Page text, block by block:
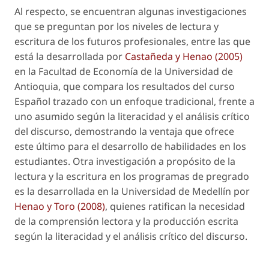
Al respecto, se encuentran algunas investigaciones
que se preguntan por los niveles de lectura y
escritura de los futuros profesionales, entre las que
está la desarrollada por Castañeda y Henao (2005)
en la Facultad de Economía de la Universidad de
Antioquia, que compara los resultados del curso
Español trazado con un enfoque tradicional, frente a
uno asumido según la literacidad y el análisis crítico
del discurso, demostrando la ventaja que ofrece
este último para el desarrollo de habilidades en los
estudiantes. Otra investigación a propósito de la
lectura y la escritura en los programas de pregrado
es la desarrollada en la Universidad de Medellín por
Henao y Toro (2008), quienes ratifican la necesidad
de la comprensión lectora y la producción escrita
según la literacidad y el análisis crítico del discurso.